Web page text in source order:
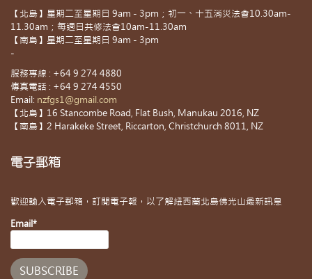
【北島】星期二至星期日 9am - 3pm；初一、十五消災法會10.30am-
11.30am；每週日共修法會10am-11.30am
【南島】星期二至星期日 9am - 3pm
-
服務專線 : +64 9 274 4880
傳真電話 : +64 9 274 4550
Email: nzfgs1@gmail.com
【北島】16 Stancombe Road, Flat Bush, Manukau 2016, NZ
【南島】2 Harakeke Street, Riccarton, Christchurch 8011, NZ
電子郵箱
歡迎輸入電子郵箱，訂閱電子報，以了解紐西蘭北島佛光山最新訊息
Email*